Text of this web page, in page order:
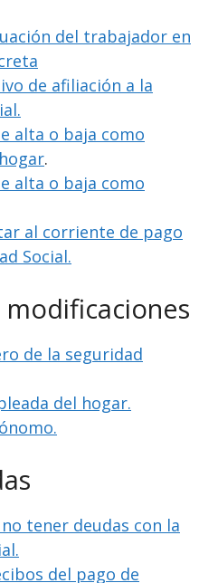
del trabajador en
de afiliación a la
alta o baja como
.
alta o baja como
al corriente de pago
Social.
de la seguridad
del hogar.
tener deudas con la
del pago de